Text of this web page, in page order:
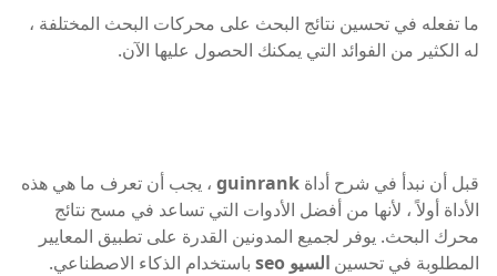
ما تفعله في تحسين نتائج البحث على محركات البحث المختلفة ،
له الكثير من الفوائد التي يمكنك الحصول عليها الآن.
قبل أن نبدأ في شرح أداة guinrank ، يجب أن تعرف ما هي هذه
الأداة أولاً ، لأنها من أفضل الأدوات التي تساعد في مسح نتائج
محرك البحث. يوفر لجميع المدونين القدرة على تطبيق المعايير
المطلوبة في تحسين السيو seo باستخدام الذكاء الاصطناعي.